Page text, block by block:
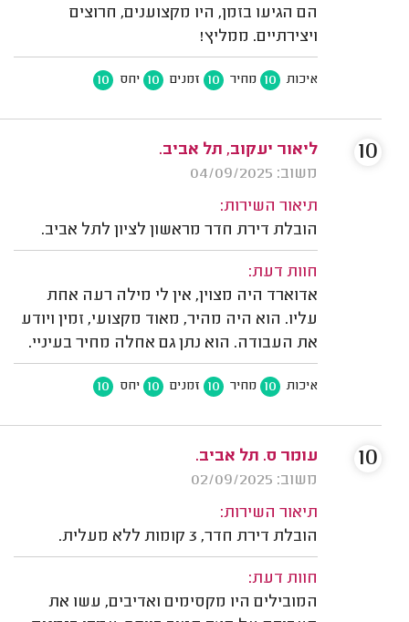
הם הגיעו בזמן, היו מקצוענים, חרוצים
ויצירתיים. ממליץ!
איכות 10 מחיר 10 זמנים 10 יחס 10
ליאור יעקוב, תל אביב.
משוב: 04/09/2025
תיאור השירות:
הובלת דירת חדר מראשון לציון לתל אביב.
חוות דעת:
אדוארד היה מצוין, אין לי מילה רעה אחת
עליו. הוא היה מהיר, מאוד מקצועי, זמין ויודע
את העבודה. הוא נתן גם אחלה מחיר בעיניי.
איכות 10 מחיר 10 זמנים 10 יחס 10
10
עומר ס. תל אביב.
משוב: 02/09/2025
תיאור השירות:
הובלת דירת חדר, 3 קומות ללא מעלית.
חוות דעת:
המובילים היו מקסימים ואדיבים, עשו את
10